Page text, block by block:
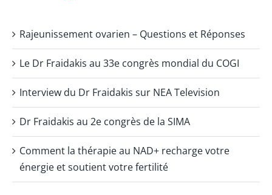
Rajeunissement ovarien – Questions et Réponses
Le Dr Fraidakis au 33e congrès mondial du COGI
Interview du Dr Fraidakis sur NEA Television
Dr Fraidakis au 2e congrès de la SIMA
Comment la thérapie au NAD+ recharge votre
énergie et soutient votre fertilité